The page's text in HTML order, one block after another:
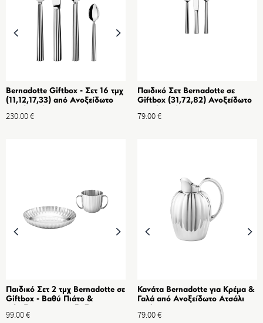
Bernadotte Giftbox - Σετ 16 τμχ
(11,12,17,33) από Ανοξείδωτο
230.00€
Παιδικό Σετ Bernadotte σε
Giftbox (31,72,82) Ανοξείδωτο
79.00€
Παιδικό Σετ 2 τμχ Bernadotte σε
Giftbox - Βαθύ Πιάτο &
Ατσάλι
99.00€
Κανάτα Bernadotte για Κρέμα &
Γαλά από Ανοξείδωτο Ατσάλι
79.00€